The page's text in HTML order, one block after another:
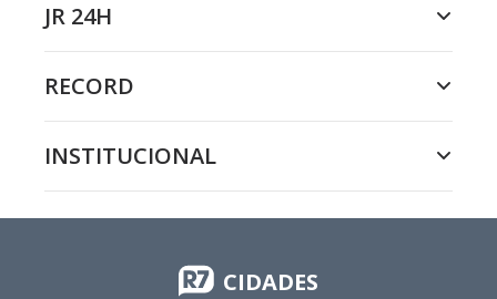
JR 24H
RECORD
INSTITUCIONAL
CIDADES